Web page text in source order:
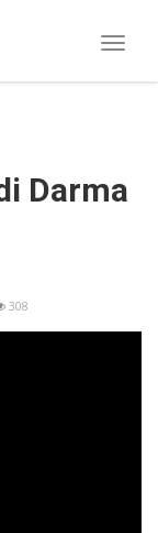
Toggle
Darma
308